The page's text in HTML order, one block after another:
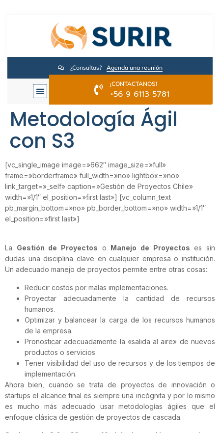
¿Consultas? Agenda una reunión
¡CONTACTANOS!
+56 9 6113 5781
Metodología Ágil
con S3
[vc_single_image image=»662″ image_size=»full»
frame=»borderframe» full_width=»no» lightbox=»no»
link_target=»_self» caption=»Gestión de Proyectos Chile»
width=»1/1″ el_position=»first last»] [vc_column_text
pb_margin_bottom=»no» pb_border_bottom=»no» width=»1/1″
el_position=»first last»]
La Gestión de Proyectos o Manejo de Proyectos es sin
dudas una disciplina clave en cualquier empresa o institución.
Un adecuado manejo de proyectos permite entre otras cosas:
Reducir costos por malas implementaciones.
Proyectar adecuadamente la cantidad de recursos
humanos.
Optimizar y balancear la carga de los recursos humanos
de la empresa.
Pronosticar adecuadamente la «salida al aire» de nuevos
productos o servicios
Tener visibilidad del uso de recursos y de los tiempos de
implementación.
Ahora bien, cuando se trata de proyectos de innovación o
startups el alcance final es siempre una incógnita y por lo mismo
es mucho más adecuado usar metodologías ágiles que el
enfoque clásica de gestión de proyectos de cascada.